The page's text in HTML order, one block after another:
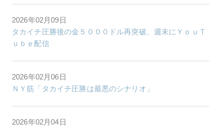
2026年02月09日
タカイチ圧勝後の金５０００ドル再突破、週末にＹｏｕＴ
ｕｂｅ配信
2026年02月06日
ＮＹ筋「タカイチ圧勝は最悪のシナリオ」
2026年02月04日